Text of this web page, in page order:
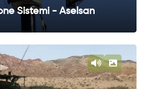
Sistemi - Aselsan